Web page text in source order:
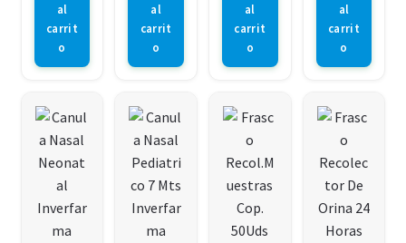
al
carrit
o
al
carrit
o
al
carrit
o
al
carrit
o